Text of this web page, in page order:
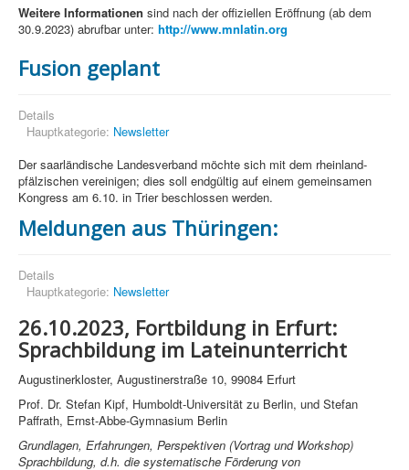
Weitere Informationen sind nach der offiziellen Eröffnung (ab dem
30.9.2023) abrufbar unter: http://www.mnlatin.org
Fusion geplant
Details
Hauptkategorie: Newsletter
Der saarländische Landesverband möchte sich mit dem rheinland-
pfälzischen vereinigen; dies soll endgültig auf einem gemeinsamen
Kongress am 6.10. in Trier beschlossen werden.
Meldungen aus Thüringen:
Details
Hauptkategorie: Newsletter
26.10.2023, Fortbildung in Erfurt:
Sprachbildung im Lateinunterricht
Augustinerkloster, Augustinerstraße 10, 99084 Erfurt
Prof. Dr. Stefan Kipf, Humboldt-Universität zu Berlin, und Stefan
Paffrath, Ernst-Abbe-Gymnasium Berlin
Grundlagen, Erfahrungen, Perspektiven (Vortrag und Workshop)
Sprachbildung, d.h. die systematische Förderung von